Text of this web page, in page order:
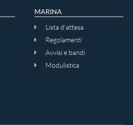
MARINA
Lista d'attesa
Regolamenti
Avvisi e bandi
Modulistica